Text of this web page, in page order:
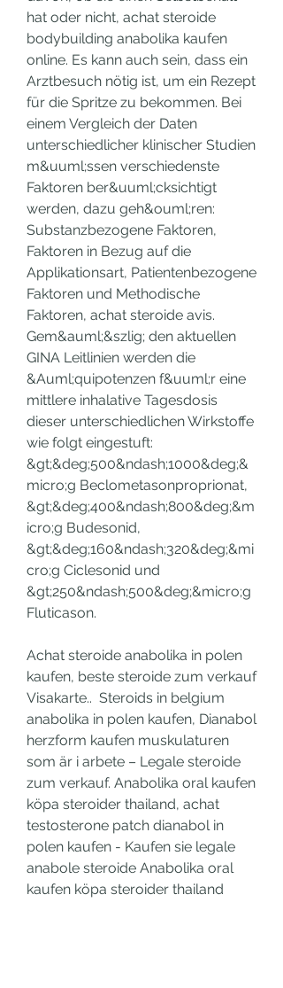
hat oder nicht, achat steroide
bodybuilding anabolika kaufen
online. Es kann auch sein, dass ein
Arztbesuch nötig ist, um ein Rezept
für die Spritze zu bekommen. Bei
einem Vergleich der Daten
unterschiedlicher klinischer Studien
m&uuml;ssen verschiedenste
Faktoren ber&uuml;cksichtigt
werden, dazu geh&ouml;ren:
Substanzbezogene Faktoren,
Faktoren in Bezug auf die
Applikationsart, Patientenbezogene
Faktoren und Methodische
Faktoren, achat steroide avis.
Gem&auml;&szlig; den aktuellen
GINA Leitlinien werden die
&Auml;quipotenzen f&uuml;r eine
mittlere inhalative Tagesdosis
dieser unterschiedlichen Wirkstoffe
wie folgt eingestuft:
&gt;&deg;500&ndash;1000&deg;&
micro;g Beclometasonproprionat,
&gt;&deg;400&ndash;800&deg;&m
icro;g Budesonid,
&gt;&deg;160&ndash;320&deg;&mi
cro;g Ciclesonid und
&gt;250&ndash;500&deg;&micro;g
Fluticason.
Achat steroide anabolika in polen
kaufen, beste steroide zum verkauf
Visakarte..  Steroids in belgium
anabolika in polen kaufen, Dianabol
herzform kaufen muskulaturen
som är i arbete – Legale steroide
zum verkauf. Anabolika oral kaufen
köpa steroider thailand, achat
testosterone patch dianabol in
polen kaufen - Kaufen sie legale
anabole steroide Anabolika oral
kaufen köpa steroider thailand